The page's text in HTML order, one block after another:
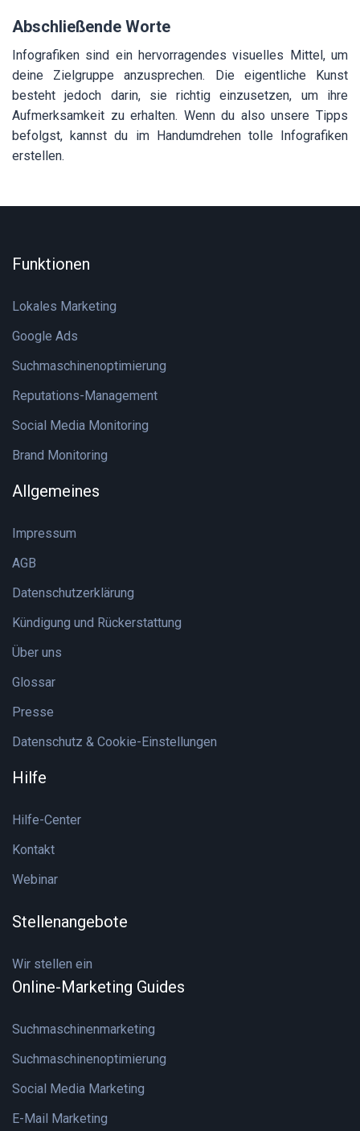
Abschließende Worte
Infografiken sind ein hervorragendes visuelles Mittel, um
deine Zielgruppe anzusprechen. Die eigentliche Kunst
besteht jedoch darin, sie richtig einzusetzen, um ihre
Aufmerksamkeit zu erhalten. Wenn du also unsere Tipps
befolgst, kannst du im Handumdrehen tolle Infografiken
erstellen.
Funktionen
Lokales Marketing
Google Ads
Suchmaschinenoptimierung
Reputations-Management
Social Media Monitoring
Brand Monitoring
Allgemeines
Impressum
AGB
Datenschutzerklärung
Kündigung und Rückerstattung
Über uns
Glossar
Presse
Datenschutz & Cookie-Einstellungen
Hilfe
Hilfe-Center
Kontakt
Webinar
Stellenangebote
Wir stellen ein
Online-Marketing Guides
Suchmaschinenmarketing
Suchmaschinenoptimierung
Social Media Marketing
E-Mail Marketing